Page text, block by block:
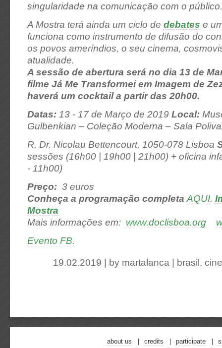
singularidade na comunicação com o
A Mostra terá ainda um ciclo de debates e
funciona como instrumento de difusão do
os povos ameríndios, o seu cinema,
atualidade.
A sessão de abertura será no dia 13 de
filme Já Me Transformei em Imagem de
haverá um cocktail a partir das 20h00.
Datas: 13 - 17 de Março de 2019 Local:
Gulbenkian – Coleção Moderna – Sala
R. Dr. Nicolau Bettencourt, 1050-078 Lisboa
sessões (16h00 | 19h00 | 21h00) + oficina
- 11h00)
Preço: 3 euros
Conheça a programação completa AQUI.
Mostra
Mais informações em: www.doclisboa.org
Evento FB.
19.02.2019 | by martalanca | brasil,
about us credits participate